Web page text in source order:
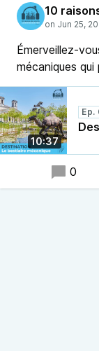
Émerveillez-
mécaniques
10:37
Ep.
0